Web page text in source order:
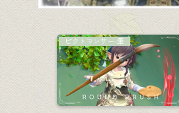
白魔道士-杖